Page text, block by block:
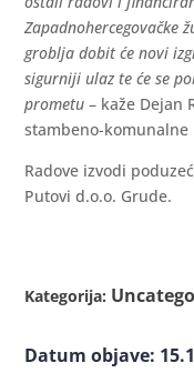
Zapadnohercegovačke
groblja dobit će novi
sigurniji ulaz te će se
prometu – kaže Dejan
stambeno-komunalne
Radove izvodi
Putovi d.o.o. Grude.
Kategorija:
Datum objave: